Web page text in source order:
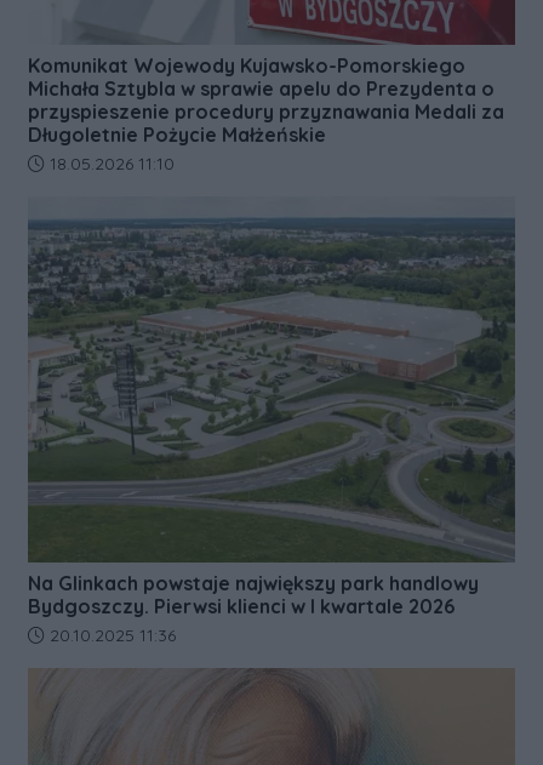
Komunikat Wojewody Kujawsko-Pomorskiego
Michała Sztybla w sprawie apelu do Prezydenta o
przyspieszenie procedury przyznawania Medali za
Długoletnie Pożycie Małżeńskie
Data dodania artykułu:
18.05.2026 11:10
Na Glinkach powstaje największy park handlowy
Bydgoszczy. Pierwsi klienci w I kwartale 2026
Data dodania artykułu:
20.10.2025 11:36